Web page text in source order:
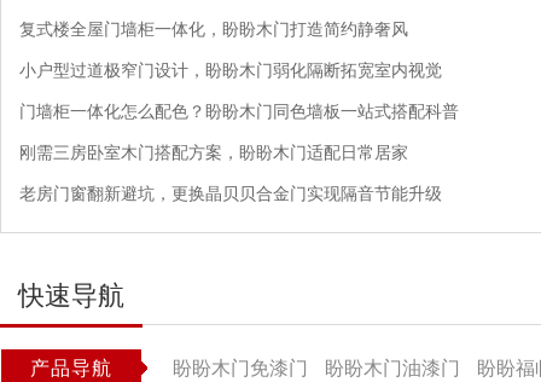
复式楼全屋门墙柜一体化，盼盼木门打造简约静奢风
小户型过道极窄门设计，盼盼木门弱化隔断拓宽室内视觉
门墙柜一体化怎么配色？盼盼木门同色墙板一站式搭配科普
刚需三房卧室木门搭配方案，盼盼木门适配日常居家
老房门窗翻新避坑，更换晶贝贝合金门实现隔音节能升级
快速导航
产品导航 盼盼木门免漆门 盼盼木门油漆门 盼盼福